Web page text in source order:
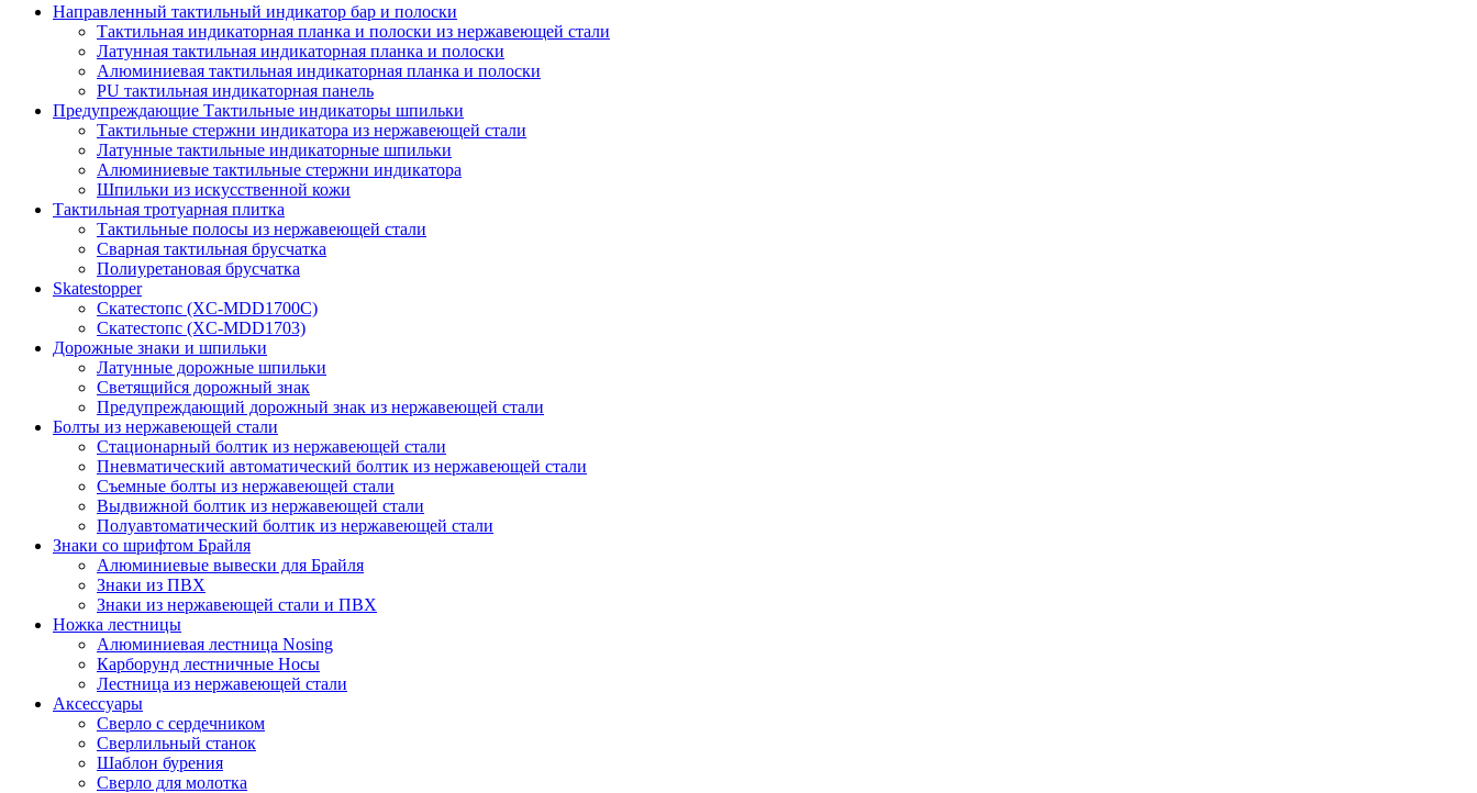
Направленный тактильный индикатор бар и полоски
Тактильная индикаторная планка и полоски из нержавеющей стали
Латунная тактильная индикаторная планка и полоски
Алюминиевая тактильная индикаторная планка и полоски
PU тактильная индикаторная панель
Предупреждающие Тактильные индикаторы шпильки
Тактильные стержни индикатора из нержавеющей стали
Латунные тактильные индикаторные шпильки
Алюминиевые тактильные стержни индикатора
Шпильки из искусственной кожи
Тактильная тротуарная плитка
Тактильные полосы из нержавеющей стали
Сварная тактильная брусчатка
Полиуретановая брусчатка
Skatestopper
Скатестопс (XC-MDD1700C)
Скатестопс (XC-MDD1703)
Дорожные знаки и шпильки
Латунные дорожные шпильки
Светящийся дорожный знак
Предупреждающий дорожный знак из нержавеющей стали
Болты из нержавеющей стали
Стационарный болтик из нержавеющей стали
Пневматический автоматический болтик из нержавеющей стали
Съемные болты из нержавеющей стали
Выдвижной болтик из нержавеющей стали
Полуавтоматический болтик из нержавеющей стали
Знаки со шрифтом Брайля
Алюминиевые вывески для Брайля
Знаки из ПВХ
Знаки из нержавеющей стали и ПВХ
Ножка лестницы
Алюминиевая лестница Nosing
Карборунд лестничные Носы
Лестница из нержавеющей стали
Аксессуары
Сверло с сердечником
Сверлильный станок
Шаблон бурения
Сверло для молотка